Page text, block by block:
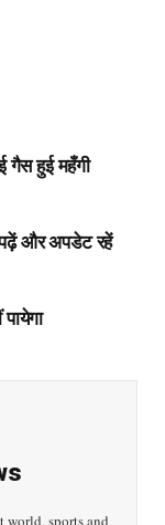
हुई महँगी
पढ़ें और अपडेट रहें
world, sports and